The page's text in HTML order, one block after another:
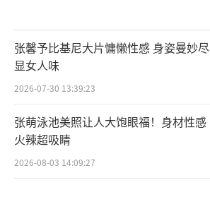
张馨予比基尼大片慵懒性感 身姿曼妙尽
显女人味
2026-07-30 13:39:23
张萌泳池美照让人大饱眼福！身材性感
火辣超吸睛
2026-08-03 14:09:27